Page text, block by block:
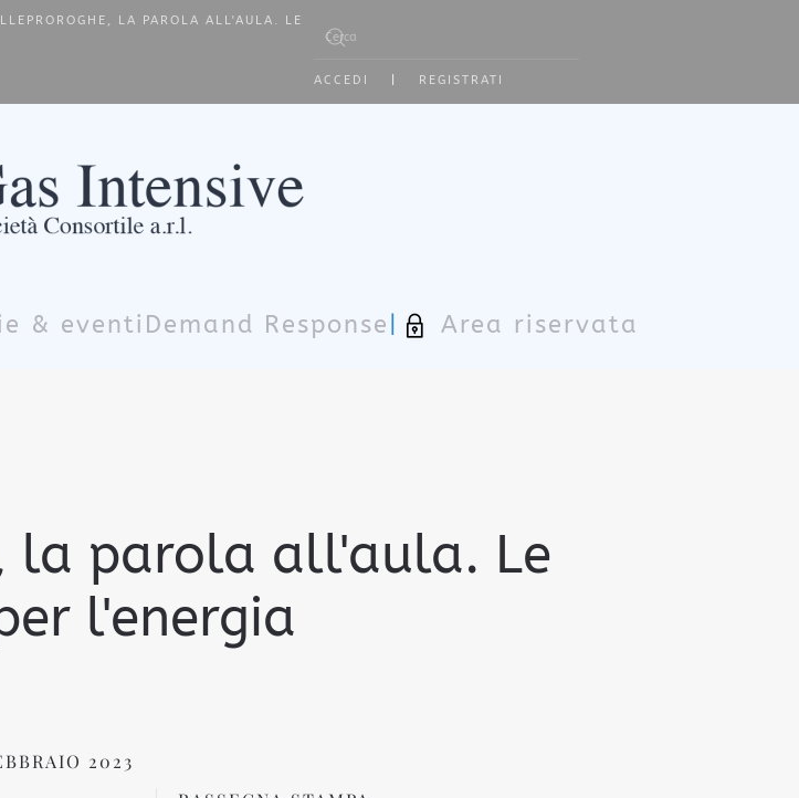
LA PAROLA ALL'AULA. LE
ACCEDI
REGISTRATI
& eventi Demand Response Area riservata
la parola all'aula. Le
l'energia
2023